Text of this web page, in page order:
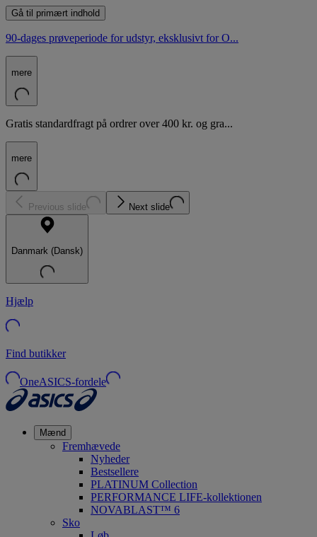
Gå til primært indhold
90-dages prøveperiode for udstyr, eksklusivt for O...
mere
Gratis standardfragt på ordrer over 400 kr. og gra...
mere
Previous slide Next slide
Danmark (Dansk)
Hjælp
Find butikker
OneASICS-fordele
Mænd
Fremhævede
Nyheder
Bestsellere
PLATINUM Collection
PERFORMANCE LIFE-kollektionen
NOVABLAST™ 6
Sko